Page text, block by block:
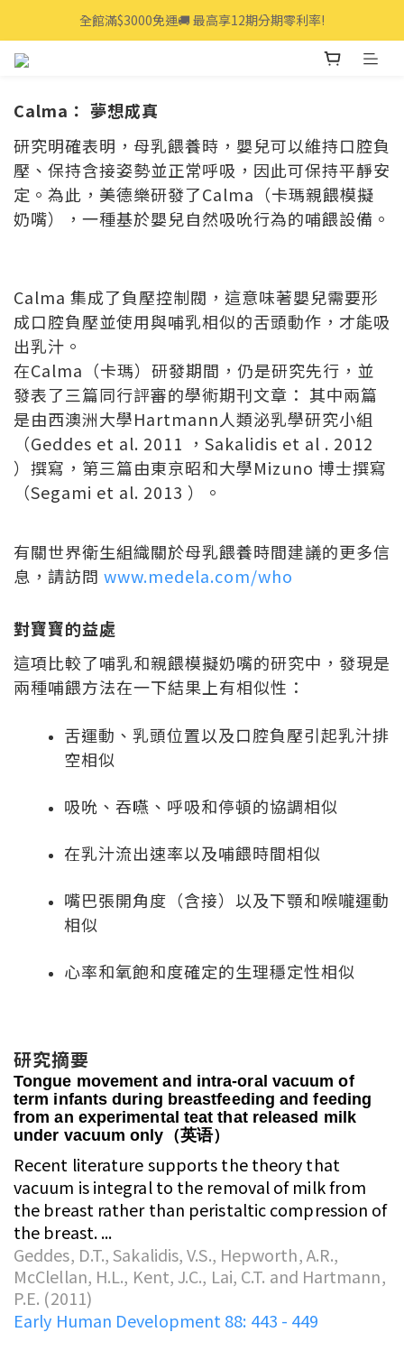
全館滿$3000免運🚚 最高享12期分期零利率!
全館滿$3000免運🚚 最高享12期分期零利率!
全館滿$3000免運🚚 最高享12期分期零利率!
Calma： 夢想成真
研究明確表明，母乳餵養時，嬰兒可以維持口腔負
壓、保持含接姿勢並正常呼吸，因此可保持平靜安
定。為此，美德樂研發了Calma（卡瑪親餵模擬
奶嘴），一種基於嬰兒自然吸吮行為的哺餵設備。
Calma 集成了負壓控制閥，這意味著嬰兒需要形
成口腔負壓並使用與哺乳相似的舌頭動作，才能吸
出乳汁。
在Calma（卡瑪）研發期間，仍是研究先行，並
發表了三篇同行評審的學術期刊文章： 其中兩篇
是由西澳洲大學Hartmann人類泌乳學研究小組
（Geddes et al. 2011 ，Sakalidis et al . 2012
）撰寫，第三篇由東京昭和大學Mizuno 博士撰寫
（Segami et al. 2013 ）。
有關世界衛生組織關於母乳餵養時間建議的更多信
息，請訪問 www.medela.com/who
對寶寶的益處
這項比較了哺乳和親餵模擬奶嘴的研究中，發現是
兩種哺餵方法在一下結果上有相似性：
舌運動、乳頭位置以及口腔負壓引起乳汁排
空相似
吸吮、吞嚥、呼吸和停頓的協調相似
在乳汁流出速率以及哺餵時間相似
嘴巴張開角度（含接）以及下顎和喉嚨運動
相似
心率和氧飽和度確定的生理穩定性相似
研究摘要
Tongue movement and intra-oral vacuum of
term infants during breastfeeding and feeding
from an experimental teat that released milk
under vacuum only（英语）
Recent literature supports the theory that
vacuum is integral to the removal of milk from
the breast rather than peristaltic compression of
the breast. ...
Geddes, D.T., Sakalidis, V.S., Hepworth, A.R.,
McClellan, H.L., Kent, J.C., Lai, C.T. and Hartmann,
P.E. (2011)
Early Human Development 88: 443 - 449